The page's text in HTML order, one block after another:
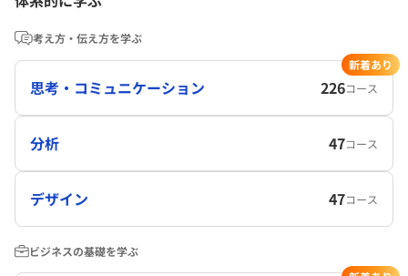
考え方・伝え方を学ぶ
思考・コミュニケーション 226コース
新着あり
分析 47コース
デザイン 47コース
ビジネスの基礎を学ぶ